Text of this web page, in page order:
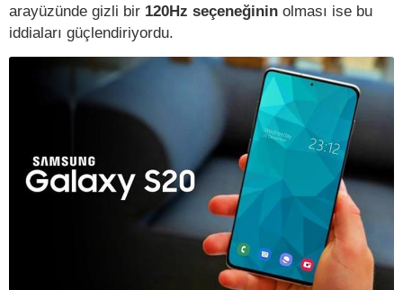
arayüzünde gizli bir 120Hz seçeneğinin olması ise bu
iddiaları güçlendiriyordu.